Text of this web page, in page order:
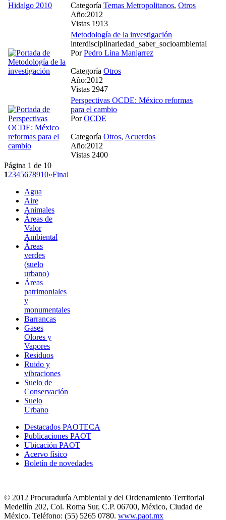
Categoría Temas Metropolitanos, Otros
Año:2012
Vistas 1913
Metodología de la investigación
interdisciplinariedad_saber_socioambiental
PorPedro Lina Manjarrez
Categoría Otros
Año:2012
Vistas 2947
Perspectivas OCDE: México reformas
para el cambio
PorOCDE
Categoría Otros, Acuerdos
Año:2012
Vistas 2400
Página 1 de 10
12345678910»Final
Agua
Aire
Animales
Áreas de
Valor
Ambiental
Áreas
verdes
(suelo
urbano)
Áreas
patrimoniales
y
monumentales
Barrancas
Gases
Olores y
Vapores
Residuos
Ruido y
vibraciones
Suelo de
Conservación
Suelo
Urbano
Destacados PAOTECA
Publicaciones PAOT
Ubicación PAOT
Acervo físico
Boletín de novedades
© 2012 Procuraduría Ambiental y del Ordenamiento Territorial
Medellín 202, Col. Roma Sur, C.P. 06700, México, Ciudad de
México. Teléfono: (55) 5265 0780. www.paot.mx